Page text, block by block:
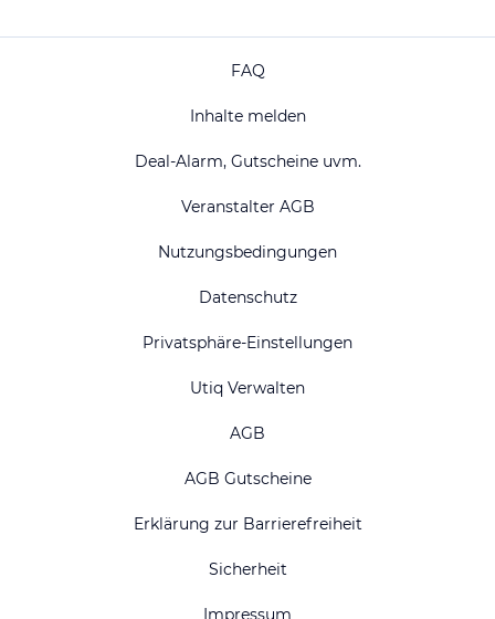
FAQ
Inhalte melden
Deal-Alarm, Gutscheine uvm.
Veranstalter AGB
Nutzungsbedingungen
Datenschutz
Privatsphäre-Einstellungen
Utiq Verwalten
AGB
AGB Gutscheine
Erklärung zur Barrierefreiheit
Sicherheit
Impressum